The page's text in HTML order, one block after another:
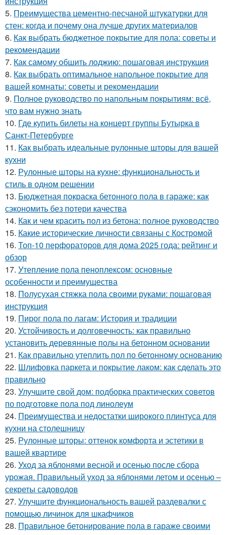
5. Преимущества цементно-песчаной штукатурки для
стен: когда и почему она лучше других материалов
6. Как выбрать бюджетное покрытие для пола: советы и
рекомендации
7. Как самому обшить лоджию: пошаговая инструкция
8. Как выбрать оптимальное напольное покрытие для
вашей комнаты: советы и рекомендации
9. Полное руководство по напольным покрытиям: всё,
что вам нужно знать
10. Где купить билеты на концерт группы Бутырка в
Санкт-Петербурге
11. Как выбрать идеальные рулонные шторы для вашей
кухни
12. Рулонные шторы на кухне: функциональность и
стиль в одном решении
13. Бюджетная покраска бетонного пола в гараже: как
сэкономить без потери качества
14. Как и чем красить пол из бетона: полное руководство
15. Какие исторические личности связаны с Костромой
16. Топ-10 перфораторов для дома 2025 года: рейтинг и
обзор
17. Утепление пола пеноплексом: основные
особенности и преимущества
18. Полусухая стяжка пола своими руками: пошаговая
инструкция
19. Пирог пола по лагам: История и традиции
20. Устойчивость и долговечность: как правильно
установить деревянные полы на бетонном основании
21. Как правильно утеплить пол по бетонному основанию
22. Шлифовка паркета и покрытие лаком: как сделать это
правильно
23. Улучшите свой дом: подборка практических советов
по подготовке пола под линолеум
24. Преимущества и недостатки широкого плинтуса для
кухни на столешницу
25. Рулонные шторы: оттенок комфорта и эстетики в
вашей квартире
26. Уход за яблонями весной и осенью после сбора
урожая. Правильный уход за яблонями летом и осенью –
секреты садоводов
27. Улучшите функциональность вашей раздевалки с
помощью личинок для шкафчиков
28. Правильное бетонирование пола в гараже своими